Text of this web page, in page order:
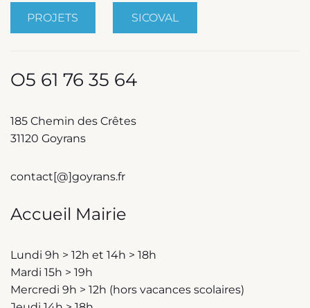
PROJETS SICOVAL
O5 61 76 35 64
185 Chemin des Crêtes
31120 Goyrans
contact[@]goyrans.fr
Accueil Mairie
Lundi 9h > 12h et 14h > 18h
Mardi 15h > 19h
Mercredi 9h > 12h (hors vacances scolaires)